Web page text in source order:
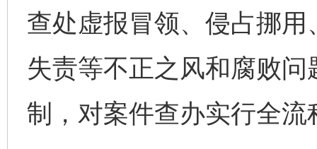
查处虚报冒领、侵占挪
失责等不正之风和腐败
制，对案件查办实行全流